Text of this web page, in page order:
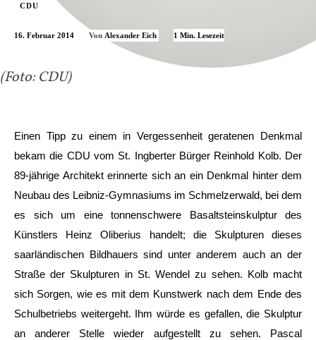
(Foto: CDU)
CDU
16. Februar 2014 Von Alexander Eich 1 Min. Lesezeit
Einen Tipp zu einem in Vergessenheit geratenen Denkmal
bekam die CDU vom St. Ingberter Bürger Reinhold Kolb. Der
89-jährige Architekt erinnerte sich an ein Denkmal hinter dem
Neubau des Leibniz-Gymnasiums im Schmelzerwald, bei dem
es sich um eine tonnenschwere Basaltsteinskulptur des
Künstlers Heinz Oliberius handelt; die Skulpturen dieses
saarländischen Bildhauers sind unter anderem auch an der
Straße der Skulpturen in St. Wendel zu sehen. Kolb macht
sich Sorgen, wie es mit dem Kunstwerk nach dem Ende des
Schulbetriebs weitergeht. Ihm würde es gefallen, die Skulptur
an anderer Stelle wieder aufgestellt zu sehen. Pascal